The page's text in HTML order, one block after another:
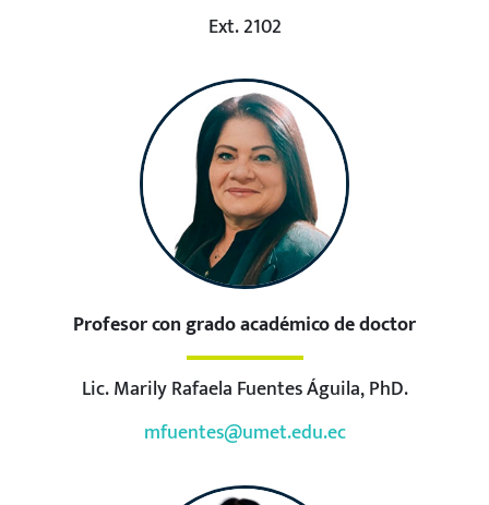
Ext. 2102
Profesor con grado académico de doctor
Lic. Marily Rafaela Fuentes Águila, PhD.
mfuentes@umet.edu.ec